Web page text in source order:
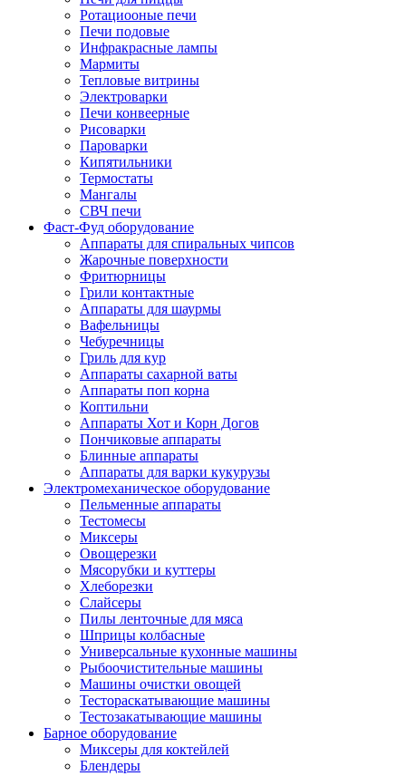
Ротациооные печи
Печи подовые
Инфракрасные лампы
Мармиты
Тепловые витрины
Электроварки
Печи конвеерные
Рисоварки
Пароварки
Кипятильники
Термостаты
Мангалы
СВЧ печи
Фаст-Фуд оборудование
Аппараты для спиральных чипсов
Жарочные поверхности
Фритюрницы
Грили контактные
Аппараты для шаурмы
Вафельницы
Чебуречницы
Гриль для кур
Аппараты сахарной ваты
Аппараты поп корна
Коптильни
Аппараты Хот и Корн Догов
Пончиковые аппараты
Блинные аппараты
Аппараты для варки кукурузы
Электромеханическое оборудование
Пельменные аппараты
Тестомесы
Миксеры
Овощерезки
Мясорубки и куттеры
Хлеборезки
Слайсеры
Пилы ленточные для мяса
Шприцы колбасные
Универсальные кухонные машины
Рыбоочистительные машины
Машины очистки овощей
Тестораскатывающие машины
Тестозакатывающие машины
Барное оборудование
Миксеры для коктейлей
Блендеры